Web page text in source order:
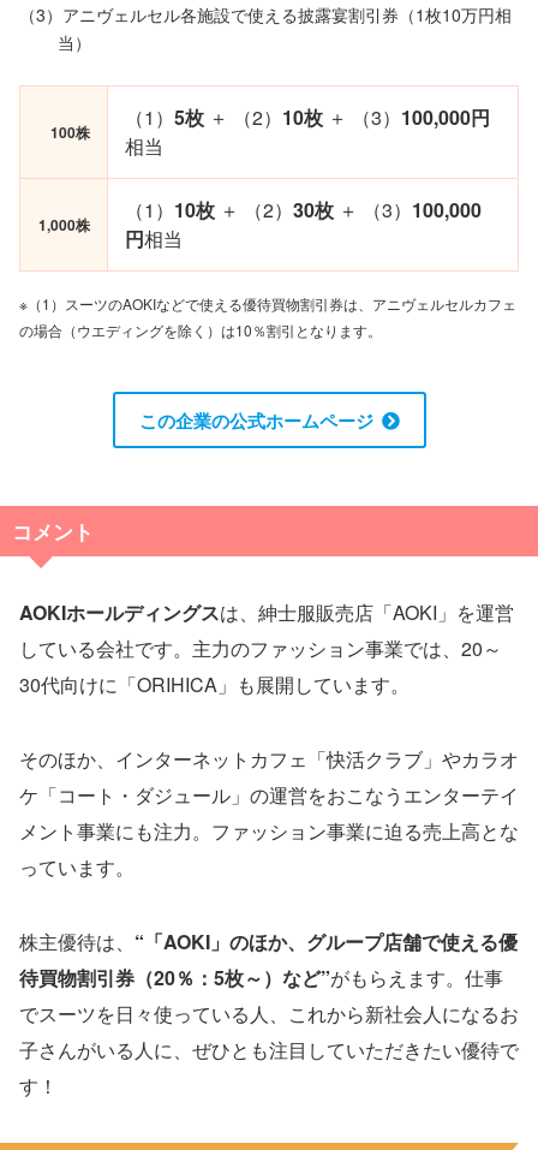
（3）アニヴェルセル各施設で使える披露宴割引券（1枚10万円相
当）
100株
（1）5枚 ＋ （2） 10枚 ＋ （3） 100,000円
相当
1,000株
（1） 10枚 ＋ （2）30枚 ＋ （3） 100,000
円相当
※（1）スーツのAOKIなどで使える優待買物割引券は、アニヴェルセルカフェ
の場合（ウエディングを除く）は10％割引となります。
この企業の公式ホームページ
コメント
AOKIホールディングスは、紳士服販売店「AOKI」を運営
している会社です。主力のファッション事業では、20～
30代向けに「ORIHICA」も展開しています。
そのほか、インターネットカフェ「快活クラブ」やカラオ
ケ「コート・ダジュール」の運営をおこなうエンターテイ
メント事業にも注力。ファッション事業に迫る売上高とな
っています。
株主優待は、 “「AOKI」のほか、グループ店舗で使える優
待買物割引券（20％：5枚～）など”がもらえます。仕事
でスーツを日々使っている人、これから新社会人になるお
子さんがいる人に、ぜひとも注目していただきたい優待で
す！